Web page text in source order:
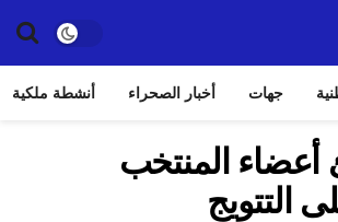
جهات أخبار الصحراء أنشطة ملكية
أعضاء المنتخب
التتويج